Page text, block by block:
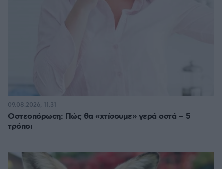
Οστεοπόρωση: Πώς θα «χτίσουμε» γερά οστά – 5
τρόποι
09.08.2026, 11:31